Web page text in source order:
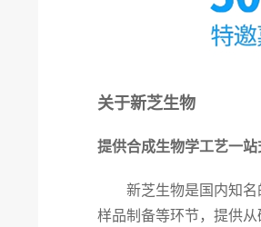
关于新芝生物
提供合成生物学工艺一
新芝生物是国内知名的
样品制备等环节，提供